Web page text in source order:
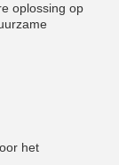
oplossing op
het